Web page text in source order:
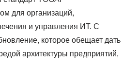
для организаций,
и управления ИТ. С
которое обещает дать
архитектуры предприятий,